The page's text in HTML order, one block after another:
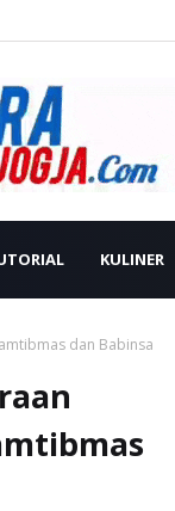
KULINER
dan Babinsa